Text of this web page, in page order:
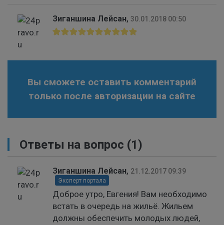
Зиганшина Лейсан, 30.01.2018 00:50
Вы сможете оставить комментарий
только после авторизации на сайте
Ответы на вопрос (1)
Зиганшина Лейсан, 21.12.2017 09:39
Эксперт портала
Доброе утро, Евгения! Вам необходимо
встать в очередь на жильё. Жильем
должны обеспечить молодых людей,